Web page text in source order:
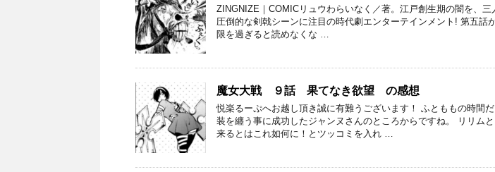
ZINGNIZE｜COMICリュウわらいなく／著。江戸創生期の闇を、三
圧倒的な剣戟シーンに注目の時代劇エンターテインメント! 第五話
限を過ぎると読めなくな …
魔女大戦 ９話 果てなき欲望 の感想
悦楽るーぷへお越し頂き誠に有難うございます！ ふとももの時間
装を纏う事に成功したジャンヌさんのところからですね。 リリム
来るとはこれ如何に！とツッコミを入れ …